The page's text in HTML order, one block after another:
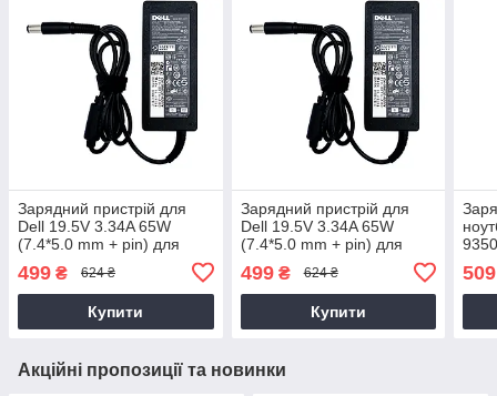
Зарядний пристрій для
Dell 19.5V 3.34A 65W
(7.4*5.0 mm + pin) для
499 ₴ 624 ₴
Купити
Зарядний пристрій для
Dell 19.5V 3.34A 65W
(7.4*5.0 mm + pin) для
ноутбука Dell XPS L501X,
L502X, L521X, L421X
499₴ 624 ₴
Купити
509
Акційні пропозиції та новинки